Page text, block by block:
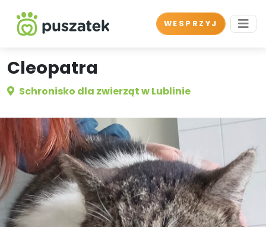
WESPRZYJ
Cleopatra
Schronisko dla zwierząt w Lublinie